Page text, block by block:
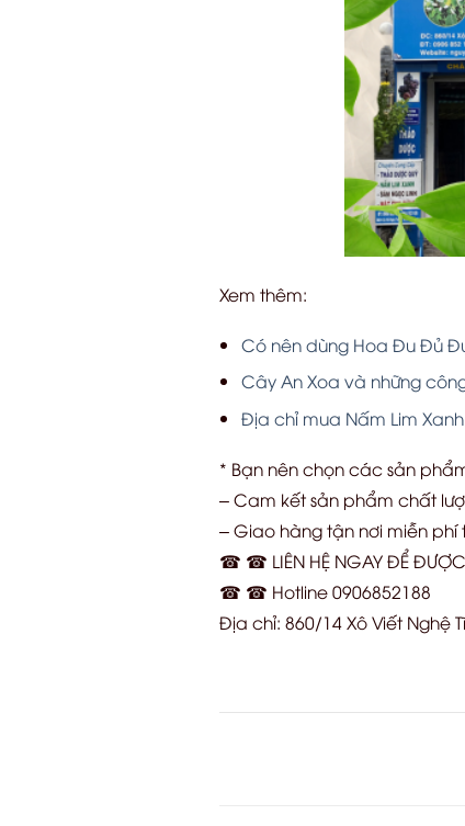
Xem thêm:
Có nên dùng Hoa Đu Đủ
Cây An Xoa và những
Địa chỉ mua Nấm Lim
* Bạn nên chọn các sản
– Cam kết sản phẩm chất
– Giao hàng tận nơi miễn phí
☎ ☎ LIÊN HỆ NGAY ĐỂ
☎ ☎ Hotline 0906852188
Địa chỉ: 860/14 Xô Viết Nghệ